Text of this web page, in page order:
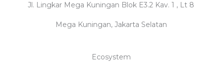
Jl. Lingkar Mega Kuningan Blok E3.2 Kav. 1 , Lt 8
Mega Kuningan, Jakarta Selatan
Ecosystem